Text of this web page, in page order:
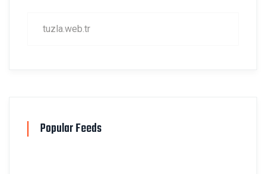
tuzla.web.tr
Popular Feeds